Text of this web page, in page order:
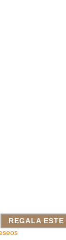
REGALA ESTE